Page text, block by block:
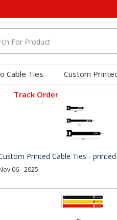
Cable Ties Custom
Track Order
Printed Cable Ties -
06 - 2025